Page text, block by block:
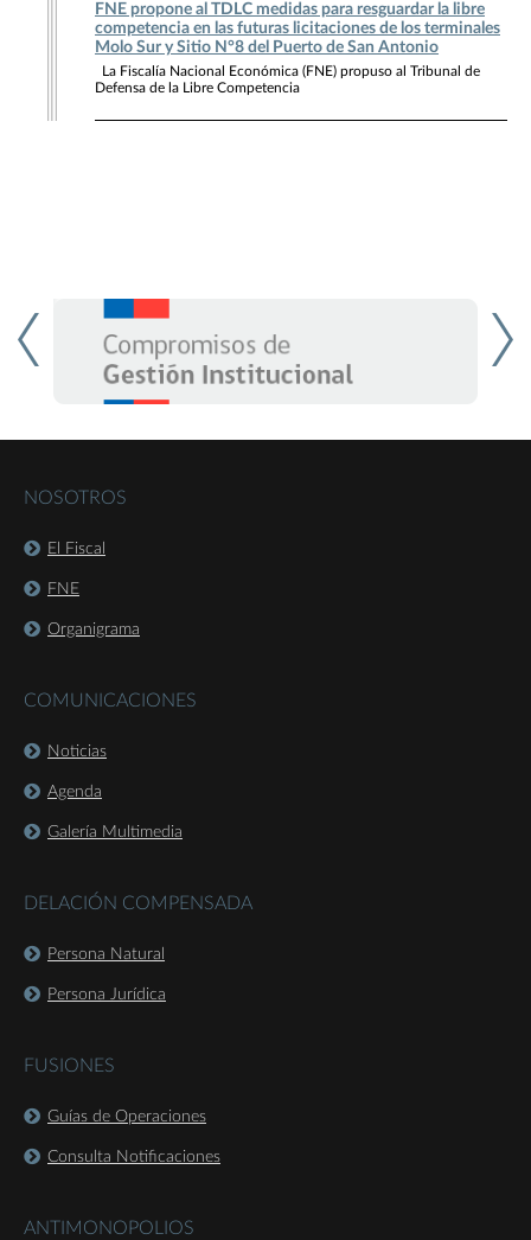
FNE propone al TDLC medidas para resguardar la libre
competencia en las futuras licitaciones de los terminales
Molo Sur y Sitio N°8 del Puerto de San Antonio
La Fiscalía Nacional Económica (FNE) propuso al Tribunal de
Defensa de la Libre Competencia
NOSOTROS
El Fiscal
FNE
Organigrama
COMUNICACIONES
Noticias
Agenda
Galería Multimedia
DELACIÓN COMPENSADA
Persona Natural
Persona Jurídica
FUSIONES
Guías de Operaciones
Consulta Notificaciones
ANTIMONOPOLIOS